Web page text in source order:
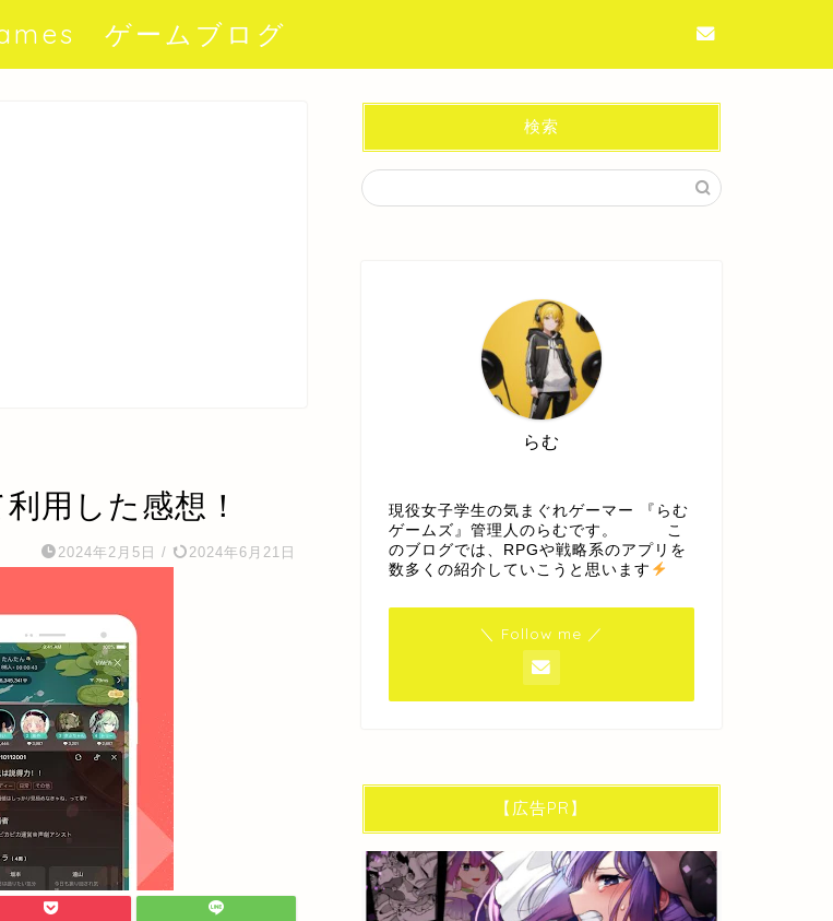
ゲームブログ
用した感想！
2024年2月5日 / 2024年6月21日
検索
らむ
現役女子学生の気まぐれゲーマー 『らむ
ゲームズ』管理人のらむです。 こ
のブログでは、RPGや戦略系のアプリを
数多くの紹介していこうと思います
＼ Follow me ／
【広告PR】